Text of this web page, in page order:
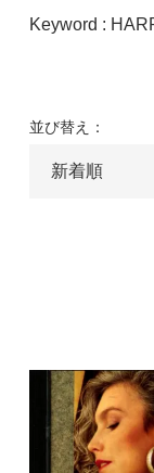
Keyword :
並び替え：